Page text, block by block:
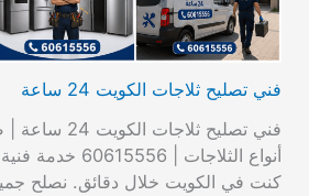
فني تصليح ثلاجات الكويت 24 ساعة
فني تصليح
أنواع الثلاجات |
كنت في الكويت خلال دقائق. نصلح